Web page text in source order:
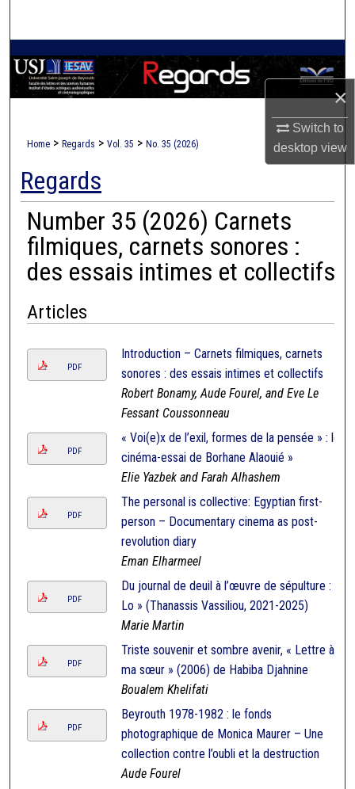
×
Switch to
desktopview
Browse Collections
My Account
About
Digital Commons Network™
Home > Regards > Vol. 35 > No. 35 (2026)
Regards
Number 35 (2026) Carnets
filmiques, carnets sonores :
des essais intimes et collectifs
Articles
PDF
Introduction – Carnets filmiques, carnets
sonores : des essais intimes et collectifs
Robert Bonamy, Aude Fourel, and Eve Le
Fessant Coussonneau
PDF
« Voi(e)x de l’exil, formes de la pensée » : le
cinéma-essai de Borhane Alaouié »
Elie Yazbek and Farah Alhashem
PDF
The personal is collective: Egyptian first-
person – Documentary cinema as post-
revolution diary
Eman Elharmeel
PDF
Du journal de deuil à l’œuvre de sépulture : «
Lo » (Thanassis Vassiliou, 2021-2025)
Marie Martin
PDF
Triste souvenir et sombre avenir, « Lettre à
ma sœur » (2006) de Habiba Djahnine
Boualem Khelifati
PDF
Beyrouth 1978-1982 : le fonds
photographique de Monica Maurer – Une
collection contre l’oubli et la destruction
Aude Fourel